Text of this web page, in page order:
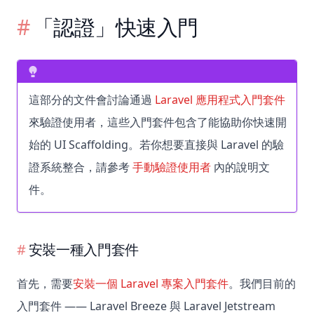
「認證」快速入門
這部分的文件會討論通過 Laravel 應用程式入門套件
來驗證使用者，這些入門套件包含了能協助你快速開
始的 UI Scaffolding。若你想要直接與 Laravel 的驗
證系統整合，請參考手動驗證使用者 內的說明文
件。
安裝一種入門套件
首先，需要安裝一個 Laravel 專案入門套件。我們目前的
入門套件 —— Laravel Breeze 與 Laravel Jetstream